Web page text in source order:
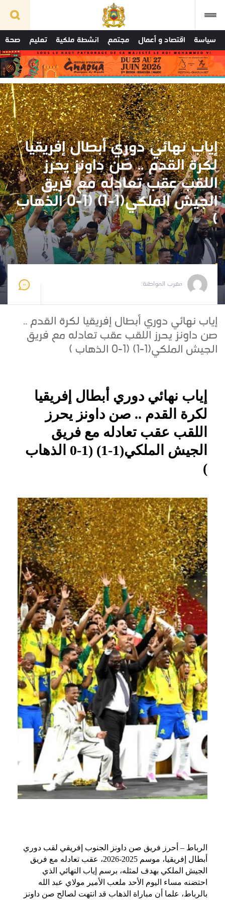
سياسة اقتصاد و أعمال مجتمع انشطة ملكية تعليم صحة
إياب نهائي دوري أبطال إفريقيا
لكرة القدم .. صن داونز يحرز
اللقب عقب تعادله مع فريق
الجيش الملكي(1-1) (1-0 الذهاب
)
مغرب المواطنة:
إياب نهائي دوري أبطال إفريقيا لكرة القدم ..
صن داونز يحرز اللقب عقب تعادله مع فريق
الجيش الملكي(1-1) (1-0 الذهاب )
إياب نهائي دوري أبطال إفريقيا
لكرة القدم .. صن داونز يحرز
اللقب عقب تعادله مع فريق
الجيش الملكي(1-1) (1-0 الذهاب
)
الرباط – أحرز فريق صن داونز الجنوب إفريقي لقب دوري
أبطال إفريقيا، موسم 2025-2026، عقب تعادله مع فريق
الجيش الملكي بهدف لمثله، برسم إياب النهائي الذي
احتضنه مساء اليوم الأحد ملعب الأمير مولاي عبد الله
بالرباط، علما أن مباراة الذهاب قد انتهت لصالح صن داونز